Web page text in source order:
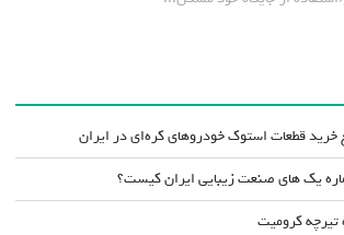
قطعات استوک خودروهای کره‌ای در ایران
یک های صنعت زیبایی ایران کیست؟
تیرچه کرومیت